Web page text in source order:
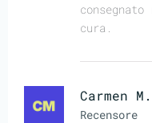
cura.
Carmen M.
Recensore